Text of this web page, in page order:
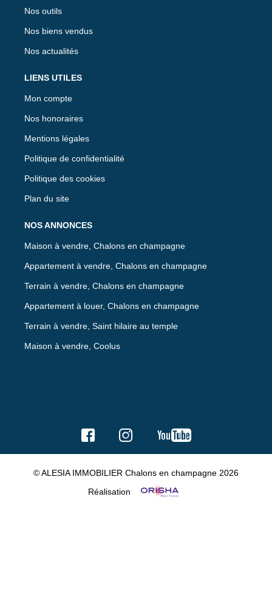
Nos outils
Nos biens vendus
Nos actualités
LIENS UTILES
Mon compte
Nos honoraires
Mentions légales
Politique de confidentialité
Politique des cookies
Plan du site
NOS ANNONCES
Maison à vendre, Chalons en champagne
Appartement à vendre, Chalons en champagne
Terrain à vendre, Chalons en champagne
Appartement à louer, Chalons en champagne
Terrain à vendre, Saint hilaire au temple
Maison à vendre, Coolus
© ALESIA IMMOBILIER Chalons en champagne 2026
Réalisation